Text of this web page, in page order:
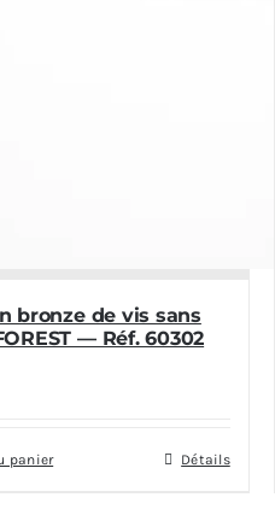
bronze de vis sans
— Réf. 60302
panier Détails